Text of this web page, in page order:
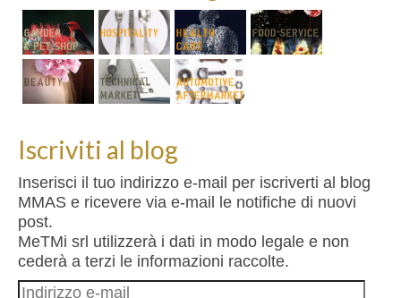
Iscriviti al blog
Inserisci il tuo indirizzo e-mail per iscriverti al blog
MMAS e ricevere via e-mail le notifiche di nuovi
post.
MeTMi srl utilizzerà i dati in modo legale e non
cederà a terzi le informazioni raccolte.
Indirizzo